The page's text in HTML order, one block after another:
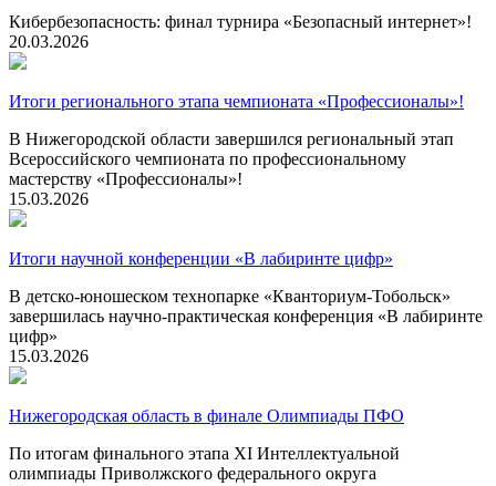
Кибербезопасность: финал турнира «Безопасный интернет»!
20.03.2026
Итоги регионального этапа чемпионата «Профессионалы»!
В Нижегородской области завершился региональный этап
Всероссийского чемпионата по профессиональному
мастерству «Профессионалы»!
15.03.2026
Итоги научной конференции «В лабиринте цифр»
В детско-юношеском технопарке «Кванториум-Тобольск»
завершилась научно-практическая конференция «В лабиринте
цифр»
15.03.2026
Нижегородская область в финале Олимпиады ПФО
По итогам финального этапа XI Интеллектуальной
олимпиады Приволжского федерального округа